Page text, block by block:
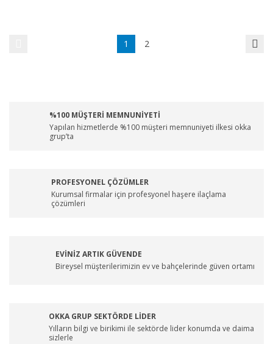
1 2
%100 MÜŞTERİ MEMNUNİYETİ
Yapılan hizmetlerde %100 müşteri memnuniyeti ilkesi okka
grup’ta
PROFESYONEL ÇÖZÜMLER
Kurumsal firmalar için profesyonel haşere ilaçlama
çözümleri
EVİNİZ ARTIK GÜVENDE
Bireysel müşterilerimizin ev ve bahçelerinde güven ortamı
OKKA GRUP SEKTÖRDE LİDER
Yılların bilgi ve birikimi ile sektörde lider konumda ve daima
sizlerle